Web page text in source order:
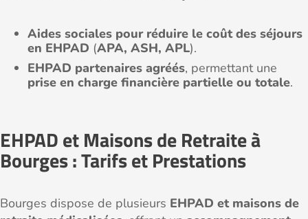
Aides sociales pour réduire le coût des séjours
en EHPAD (APA, ASH, APL).
EHPAD partenaires agréés, permettant une
prise en charge financière partielle ou totale.
EHPAD et Maisons de Retraite à
Bourges : Tarifs et Prestations
Bourges dispose de plusieurs EHPAD et maisons de